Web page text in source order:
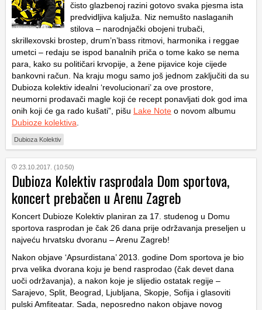
čisto glazbenoj razini gotovo svaka pjesma ista
predvidljiva kaljuža. Niz nemušto naslaganih
stilova – narodnjački obojeni trubači,
skrillexovski brostep, drum’n’bass ritmovi, harmonika i reggae
umetci – redaju se ispod banalnih priča o tome kako se nema
para, kako su političari krvopije, a žene pijavice koje cijede
bankovni račun. Na kraju mogu samo još jednom zaključiti da su
Dubioza kolektiv idealni ‘revolucionari’ za ove prostore,
neumorni prodavači magle koji će recept ponavljati dok god ima
onih koji će ga rado kušati”, pišu Lake Note o novom albumu
Dubioze kolektiva
Dubioza Kolektiv
23.10.2017. (10:50)
Dubioza Kolektiv rasprodala Dom sportova,
koncert prebačen u Arenu Zagreb
Koncert Dubioze Kolektiv planiran za 17. studenog u Domu
sportova rasprodan je čak 26 dana prije održavanja preseljen u
najveću hrvatsku dvoranu – Arenu Zagreb!
Nakon objave ‘Apsurdistana’ 2013. godine Dom sportova je bio
prva velika dvorana koju je bend rasprodao (čak devet dana
uoči održavanja), a nakon koje je slijedio ostatak regije –
Sarajevo, Split, Beograd, Ljubljana, Skopje, Sofija i glasoviti
pulski Amfiteatar. Sada, neposredno nakon objave novog